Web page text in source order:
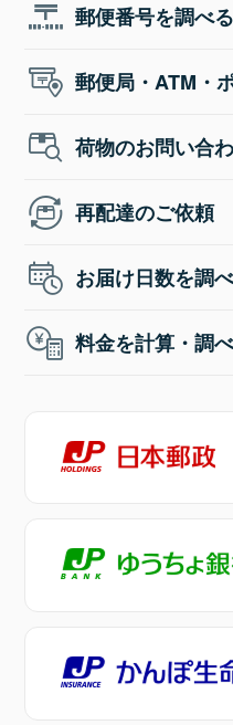
郵便番号を調べる
郵便局・ATM・
荷物のお問い合
再配達のご依頼
お届け日数を調
料金を計算・調